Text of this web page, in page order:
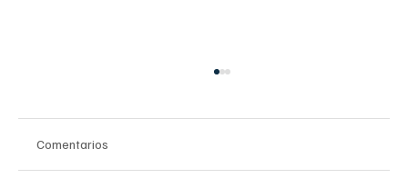
Comentarios